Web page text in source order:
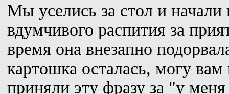
Мы уселись за стол и начали
вдумчивого распития за
время она внезапно
картошка осталась, могу
приняли эту фразу за "у